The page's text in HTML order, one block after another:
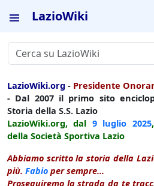
LazioWiki
LazioWiki.org - Presidente
- Dal 2007 il primo sito
Storia della S.S. Lazio
LazioWiki.org, dal 9 luglio 2025
della Società Sportiva Lazio
Abbiamo scritto la storia della
più. Fabio per sempre...
Proseguiremo la strada da te